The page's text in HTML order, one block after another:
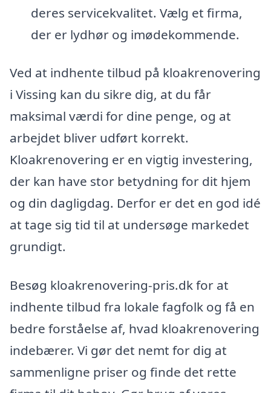
deres servicekvalitet. Vælg et firma,
der er lydhør og imødekommende.
Ved at indhente tilbud på kloakrenovering
i Vissing kan du sikre dig, at du får
maksimal værdi for dine penge, og at
arbejdet bliver udført korrekt.
Kloakrenovering er en vigtig investering,
der kan have stor betydning for dit hjem
og din dagligdag. Derfor er det en god idé
at tage sig tid til at undersøge markedet
grundigt.
Besøg kloakrenovering-pris.dk for at
indhente tilbud fra lokale fagfolk og få en
bedre forståelse af, hvad kloakrenovering
indebærer. Vi gør det nemt for dig at
sammenligne priser og finde det rette